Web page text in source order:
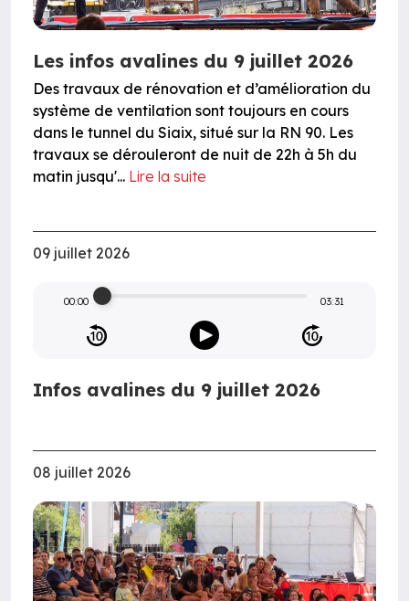
Les infos avalines du 9 juillet 2026
Des travaux de rénovation et d’amélioration du
système de ventilation sont toujours en cours
dans le tunnel du Siaix, situé sur la RN 90. Les
travaux se dérouleront de nuit de 22h à 5h du
matin jusqu'... Lire la suite
09 juillet 2026
00:00 03:31
Infos avalines du 9 juillet 2026
08 juillet 2026